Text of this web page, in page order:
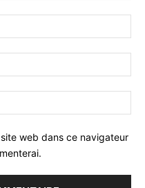
web dans ce navigateur